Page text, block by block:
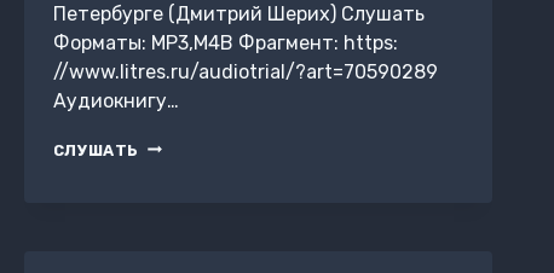
Петербурге (Дмитрий Шерих) Слушать
Форматы: MP3,M4B Фрагмент: https:
//www.litres.ru/audiotrial/?art=70590289
Аудиокнигу…
СЛУШАТЬ ГОРОД